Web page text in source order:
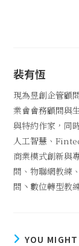
裴有恆
現為昱創企管顧
業會會務顧問與
與特約作家，同
人工智慧、
商業模式創新與
問、物聯網教練
問丶數位轉型教
YOU